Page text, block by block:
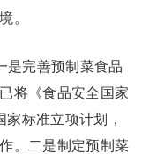
。
完善预制菜食品
将《食品安全国家
标准立项计划，
。二是制定预制菜